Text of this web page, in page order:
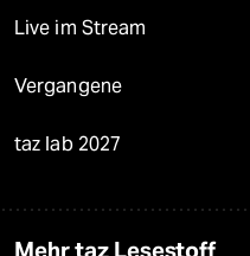
Live im Stream
Vergangene
taz lab 2027